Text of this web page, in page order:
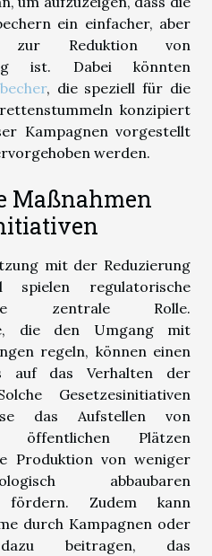
ein einfacher, aber
zur Reduktion von
ist. Dabei könnten
, die speziell für die
konzipiert
Kampagnen vorgestellt
werden.
Maßnahmen
mit der Reduzierung
spielen regulatorische
zentrale Rolle.
die den Umgang mit
regeln, können einen
auf das Verhalten der
Gesetzesinitiativen
das Aufstellen von
öffentlichen Plätzen
Produktion von weniger
abbaubaren
fördern. Zudem kann
durch Kampagnen oder
dazu beitragen, das